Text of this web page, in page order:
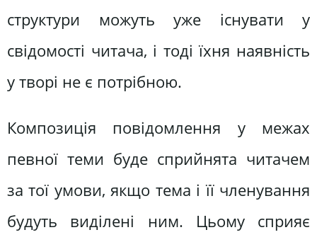
структури можуть уже існувати у
свідомості читача, і тоді їхня наявність
у творі не є потрібною.
Композиція повідомлення у межах
певної теми буде сприйнята читачем
за тої умови, якщо тема і її членування
будуть виділені ним. Цьому сприяє